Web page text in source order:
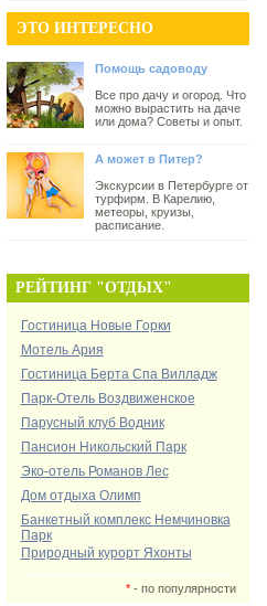
ЭТО ИНТЕРЕСНО
Помощь садоводу
Все про дачу и огород. Что
можно вырастить на даче
или дома? Советы и опыт.
А может в Питер?
Экскурсии в Петербурге от
турфирм. В Карелию,
метеоры, круизы,
расписание.
РЕЙТИНГ "ОТДЫХ"
Гостиница Новые Горки
Мотель Ария
Гостиница Берта Спа Вилладж
Парк-Отель Воздвиженское
Парусный клуб Водник
Пансион Никольский Парк
Эко-отель Романов Лес
Дом отдыха Олимп
Банкетный комплекс Немчиновка
Парк
Природный курорт Яхонты
*- по популярности